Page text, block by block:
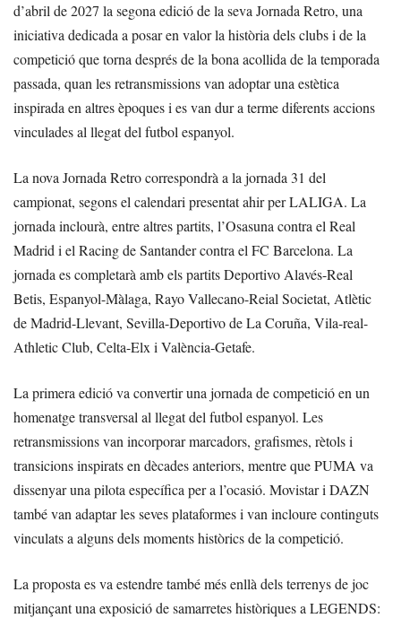
d’abril de 2027 la segona edició de la seva Jornada Retro, una
iniciativa dedicada a posar en valor la història dels clubs i de la
competició que torna després de la bona acollida de la temporada
passada, quan les retransmissions van adoptar una estètica
inspirada en altres èpoques i es van dur a terme diferents accions
vinculades al llegat del futbol espanyol.
La nova Jornada Retro correspondrà a la jornada 31 del
campionat, segons el calendari presentat ahir per LALIGA. La
jornada inclourà, entre altres partits, l’Osasuna contra el Real
Madrid i el Racing de Santander contra el FC Barcelona. La
jornada es completarà amb els partits Deportivo Alavés-Real
Betis, Espanyol-Màlaga, Rayo Vallecano-Reial Societat, Atlètic
de Madrid-Llevant, Sevilla-Deportivo de La Coruña, Vila-real-
Athletic Club, Celta-Elx i València-Getafe.
La primera edició va convertir una jornada de competició en un
homenatge transversal al llegat del futbol espanyol. Les
retransmissions van incorporar marcadors, grafismes, rètols i
transicions inspirats en dècades anteriors, mentre que PUMA va
dissenyar una pilota específica per a l’ocasió. Movistar i DAZN
també van adaptar les seves plataformes i van incloure continguts
vinculats a alguns dels moments històrics de la competició.
La proposta es va estendre també més enllà dels terrenys de joc
mitjançant una exposició de samarretes històriques a LEGENDS: